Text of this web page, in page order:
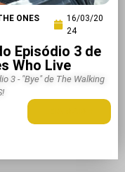
ONES
16/03/20
24
Episódio 3 de
Who Live
3 - "Bye" de The Walking